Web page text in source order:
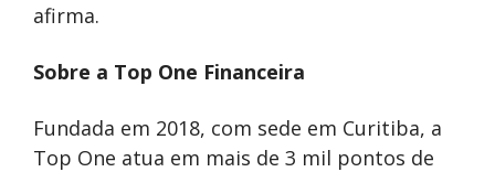
afirma.
Sobre a Top One Financeira
Fundada em 2018, com sede em Curitiba, a
Top One atua em mais de 3 mil pontos de